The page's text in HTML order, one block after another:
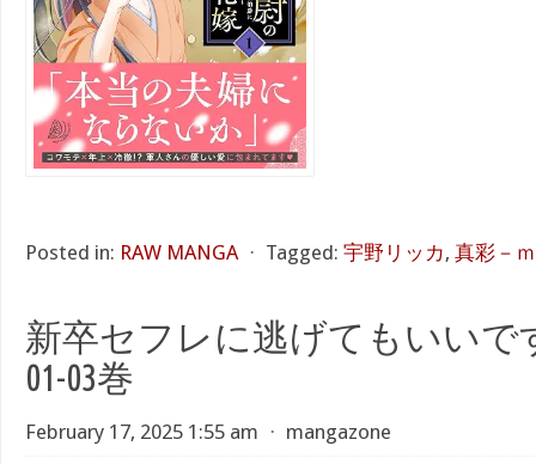
Posted in: RAW MANGA ⋅ Tagged: 宇野リッカ, 真彩－
新卒セフレに逃げてもいいで
01-03巻
February 17, 2025 1:55 am ⋅ mangazone